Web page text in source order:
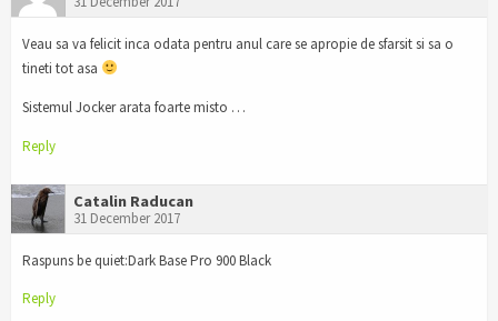
Veau sa va felicit inca odata pentru anul care se apropie de sfarsit si sa o
tineti tot asa
Sistemul Jocker arata foarte misto …
Reply
Catalin Raducan
31 December 2017
Raspuns be quiet:Dark Base Pro 900 Black
Reply